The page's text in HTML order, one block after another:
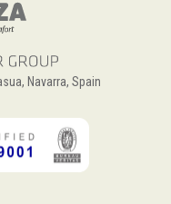
Navarra, Spain